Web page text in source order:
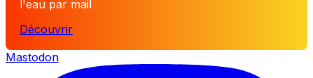
l'eau par mail
Découvrir
Mastodon